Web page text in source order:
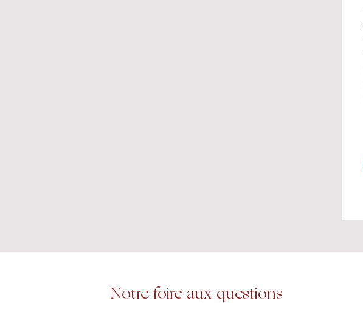
Notre foire aux questions